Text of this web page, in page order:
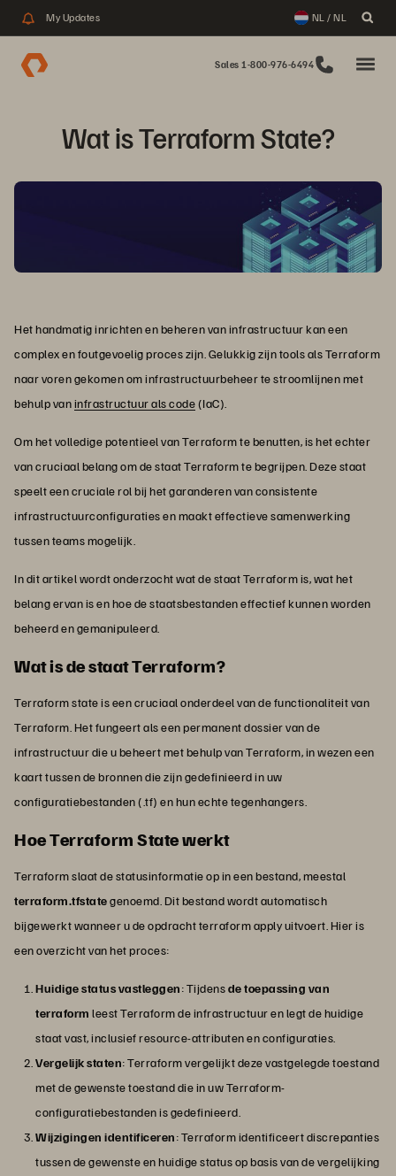
My Updates NL / NL
Sales 1-800-976-6494
Wat is Terraform State?
Het handmatig inrichten en beheren van infrastructuur kan een
complex en foutgevoelig proces zijn. Gelukkig zijn tools als Terraform
naar voren gekomen om infrastructuurbeheer te stroomlijnen met
behulp vaninfrastructuur als code(IaC).
Om het volledige potentieel van Terraform te benutten, is het echter
van cruciaal belang om de staat Terraform te begrijpen. Deze staat
speelt een cruciale rol bij het garanderen van consistente
infrastructuurconfiguraties en maakt effectieve samenwerking
tussen teams mogelijk.
In dit artikel wordt onderzocht wat de staat Terraform is, wat het
belang ervan is en hoe de staatsbestanden effectief kunnen worden
beheerd en gemanipuleerd.
Wat is de staat Terraform?
Terraform state is een cruciaal onderdeel van de functionaliteit van
Terraform. Het fungeert als een permanent dossier van de
infrastructuur die u beheert met behulp van Terraform, in wezen een
kaart tussen de bronnen die zijn gedefinieerd in uw
configuratiebestanden (.tf) en hun echte tegenhangers.
Hoe Terraform State werkt
Terraform slaat de statusinformatie op in een bestand, meestal
terraform.tfstategenoemd. Dit bestand wordt automatisch
bijgewerkt wanneer u de opdracht terraform apply uitvoert. Hier is
een overzicht van het proces:
Huidige status vastleggen: Tijdensde toepassing van
terraform leest Terraform de infrastructuur en legt de huidige
staat vast, inclusief resource-attributen en configuraties.
Vergelijk staten: Terraform vergelijkt deze vastgelegde toestand
met de gewenste toestand die in uw Terraform-
configuratiebestanden is gedefinieerd.
Wijzigingen identificeren: Terraform identificeert discrepanties
tussen de gewenste en huidige status op basis van de vergelijking